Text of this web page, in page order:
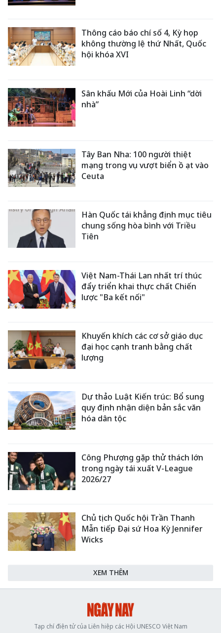
Thông cáo báo chí số 4, Kỳ họp
không thường lệ thứ Nhất, Quốc
hội khóa XVI
Sân khấu Mới của Hoài Linh “dời
nhà”
Tây Ban Nha: 100 người thiệt
mạng trong vụ vượt biển ồ ạt vào
Ceuta
Hàn Quốc tái khẳng định mục tiêu
chung sống hòa bình với Triều
Tiên
Việt Nam-Thái Lan nhất trí thúc
đẩy triển khai thực chất Chiến
lược "Ba kết nối"
Khuyến khích các cơ sở giáo dục
đại học cạnh tranh bằng chất
lượng
Dự thảo Luật Kiến trúc: Bổ sung
quy định nhận diện bản sắc văn
hóa dân tộc
Công Phượng gặp thử thách lớn
trong ngày tái xuất V-League
2026/27
Chủ tịch Quốc hội Trần Thanh
Mẫn tiếp Đại sứ Hoa Kỳ Jennifer
Wicks
XEM THÊM
Tạp chí điện tử của Liên hiệp các Hội UNESCO Việt Nam